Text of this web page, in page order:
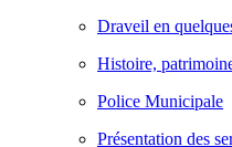
Draveil en
Histoire,
Police Municipale
Présentation des